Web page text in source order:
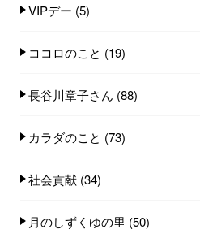
VIPデー (5)
ココロのこと (19)
長谷川章子さん (88)
カラダのこと (73)
社会貢献 (34)
月のしずくゆの里 (50)